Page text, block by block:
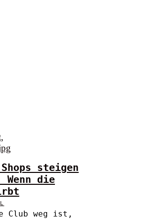
steigen
die
Club weg ist,